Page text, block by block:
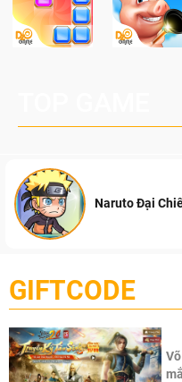
Naruto Đại
GIFTCODE